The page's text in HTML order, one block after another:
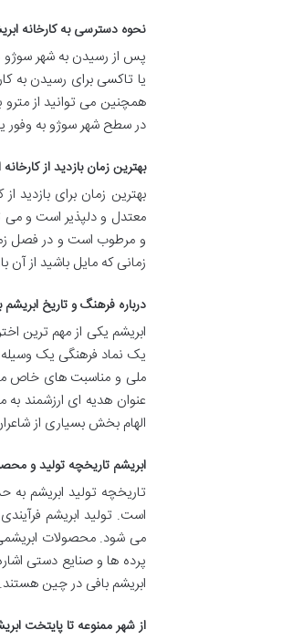
نحوه دسترسی به کارخانه
پس از رسیدن به شهر سوژو
یا تاکسی برای رسیدن به
همچنین می توانید از
در سطح شهر سوژو به وفور
بهترین زمان بازدید از
بهترین زمان برای بازدید
معتدل و دلپذیر است و می
و مرطوب است و در فصل
زمانی که مایل باشید از آن
درباره فرهنگ و تاریخ ابریشم
ابریشم یکی از مهم ترین
یک نماد فرهنگی یک
ملی و مناسبت های خاص
عنوان هدیه ای ارزشمند
الهام بخش بسیاری از
ابریشم تاریخچه تولید و
است. تولید ابریشم
می شود. محصولات
پرده ها و صنایع دستی
ابریشم بافی در چین هستند.
از شهر ممنوعه تا پایتخت